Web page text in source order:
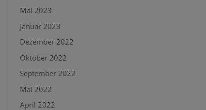
Mai 2023
Januar 2023
Dezember 2022
Oktober 2022
September 2022
Mai 2022
April 2022